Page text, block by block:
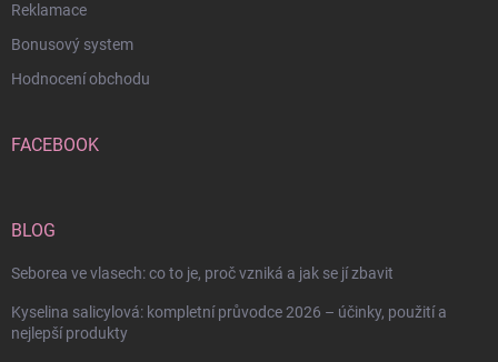
Reklamace
Bonusový system
Hodnocení obchodu
FACEBOOK
BLOG
Seborea ve vlasech: co to je, proč vzniká a jak se jí zbavit
Kyselina salicylová: kompletní průvodce 2026 – účinky, použití a
nejlepší produkty